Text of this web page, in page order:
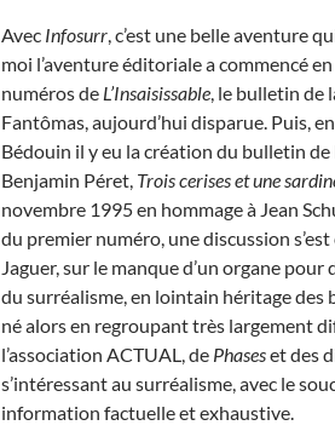
Avec Infosurr, c’est une belle aventure
moi l’aventure éditoriale a commencé
numéros de L’Insaisissable, le bulletin de
Fantômas, aujourd’hui disparue. Puis,
Bédouin il y eu la création du bulletin de
Benjamin Péret, Trois cerises et une
novembre 1995 en hommage à Jean
du premier numéro, une discussion
Jaguer, sur le manque d’un organe
du surréalisme, en lointain héritage des
né alors en regroupant très largement
l’association ACTUAL, de Phaseset des
s’intéressant au surréalisme, avec le
information factuelle et exhaustive.